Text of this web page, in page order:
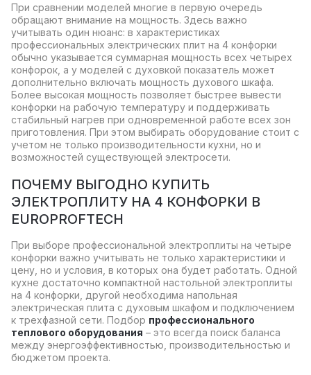
При сравнении моделей многие в первую очередь
обращают внимание на мощность. Здесь важно
учитывать один нюанс: в характеристиках
профессиональных электрических плит на 4 конфорки
обычно указывается суммарная мощность всех четырех
конфорок, а у моделей с духовкой показатель может
дополнительно включать мощность духового шкафа.
Более высокая мощность позволяет быстрее вывести
конфорки на рабочую температуру и поддерживать
стабильный нагрев при одновременной работе всех зон
приготовления. При этом выбирать оборудование стоит с
учетом не только производительности кухни, но и
возможностей существующей электросети.
ПОЧЕМУ ВЫГОДНО КУПИТЬ
ЭЛЕКТРОПЛИТУ НА 4 КОНФОРКИ В
EUROPROFTECH
При выборе профессиональной электроплиты на четыре
конфорки важно учитывать не только характеристики и
цену, но и условия, в которых она будет работать. Одной
кухне достаточно компактной настольной электроплиты
на 4 конфорки, другой необходима напольная
электрическая плита с духовым шкафом и подключением
к трехфазной сети. Подбор профессионального
теплового оборудования – это всегда поиск баланса
между энергоэффективностью, производительностью и
бюджетом проекта.